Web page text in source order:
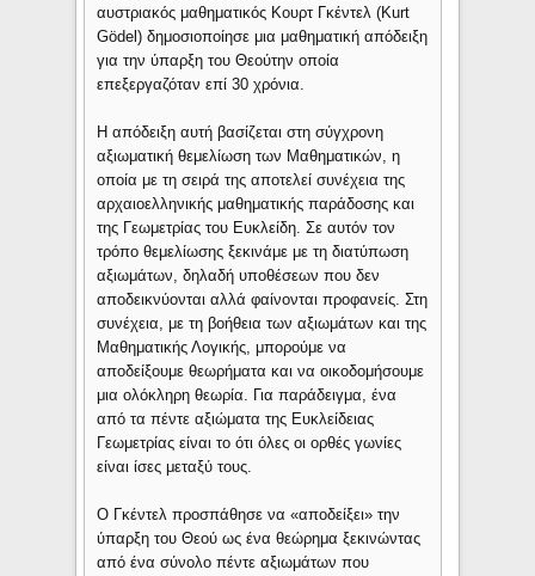
αυστριακός μαθηματικός Κουρτ Γκέντελ (Kurt
Gödel) δημοσιοποίησε μια μαθηματική απόδειξη
για την ύπαρξη του Θεούτην οποία
επεξεργαζόταν επί 30 χρόνια.
Η απόδειξη αυτή βασίζεται στη σύγχρονη
αξιωματική θεμελίωση των Μαθηματικών, η
οποία με τη σειρά της αποτελεί συνέχεια της
αρχαιοελληνικής μαθηματικής παράδοσης και
της Γεωμετρίας του Ευκλείδη. Σε αυτόν τον
τρόπο θεμελίωσης ξεκινάμε με τη διατύπωση
αξιωμάτων, δηλαδή υποθέσεων που δεν
αποδεικνύονται αλλά φαίνονται προφανείς. Στη
συνέχεια, με τη βοήθεια των αξιωμάτων και της
Μαθηματικής Λογικής, μπορούμε να
αποδείξουμε θεωρήματα και να οικοδομήσουμε
μια ολόκληρη θεωρία. Για παράδειγμα, ένα
από τα πέντε αξιώματα της Ευκλείδειας
Γεωμετρίας είναι το ότι όλες οι ορθές γωνίες
είναι ίσες μεταξύ τους.
Ο Γκέντελ προσπάθησε να «αποδείξει» την
ύπαρξη του Θεού ως ένα θεώρημα ξεκινώντας
από ένα σύνολο πέντε αξιωμάτων που